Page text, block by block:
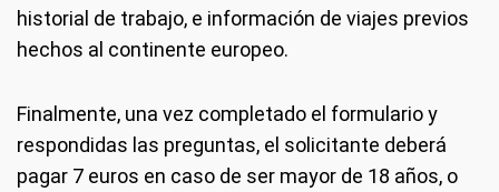
historial de trabajo, e información de viajes previos
hechos al continente europeo.
Finalmente, una vez completado el formulario y
respondidas las preguntas, el solicitante deberá
pagar 7 euros en caso de ser mayor de 18 años, o